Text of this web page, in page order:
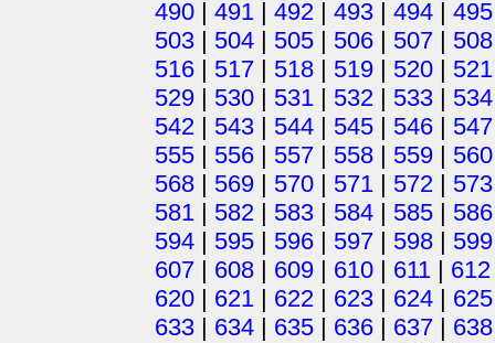
490 | 491 | 492 | 493 | 494 | 495
503 | 504 | 505 | 506 | 507 | 508
516 | 517 | 518 | 519 | 520 | 521
529 | 530 | 531 | 532 | 533 | 534
542 | 543 | 544 | 545 | 546 | 547
555 | 556 | 557 | 558 | 559 | 560
568 | 569 | 570 | 571 | 572 | 573
581 | 582 | 583 | 584 | 585 | 586
594 | 595 | 596 | 597 | 598 | 599
607 | 608 | 609 | 610 | 611 | 612
620 | 621 | 622 | 623 | 624 | 625
633 | 634 | 635 | 636 | 637 | 638